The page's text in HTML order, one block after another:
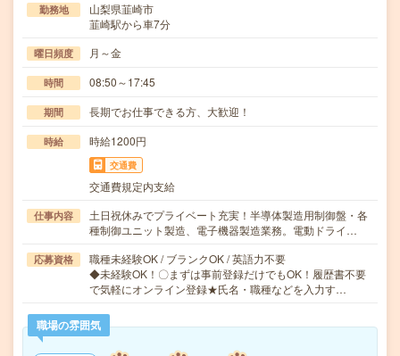
勤務地
山梨県韮崎市
韮崎駅から車7分
曜日頻度 月～金
時間 08:50～17:45
期間 長期でお仕事できる方、大歓迎！
時給 時給1200円
交通費
交通費規定内支給
仕事内容
土日祝休みでプライベート充実！半導体製造用制御盤・各
種制御ユニット製造、電子機器製造業務。電動ドライ…
応募資格
職種未経験OK / ブランクOK / 英語力不要
◆未経験OK！〇まずは事前登録だけでもOK！履歴書不要
で気軽にオンライン登録★氏名・職種などを入力す…
職場の雰囲気